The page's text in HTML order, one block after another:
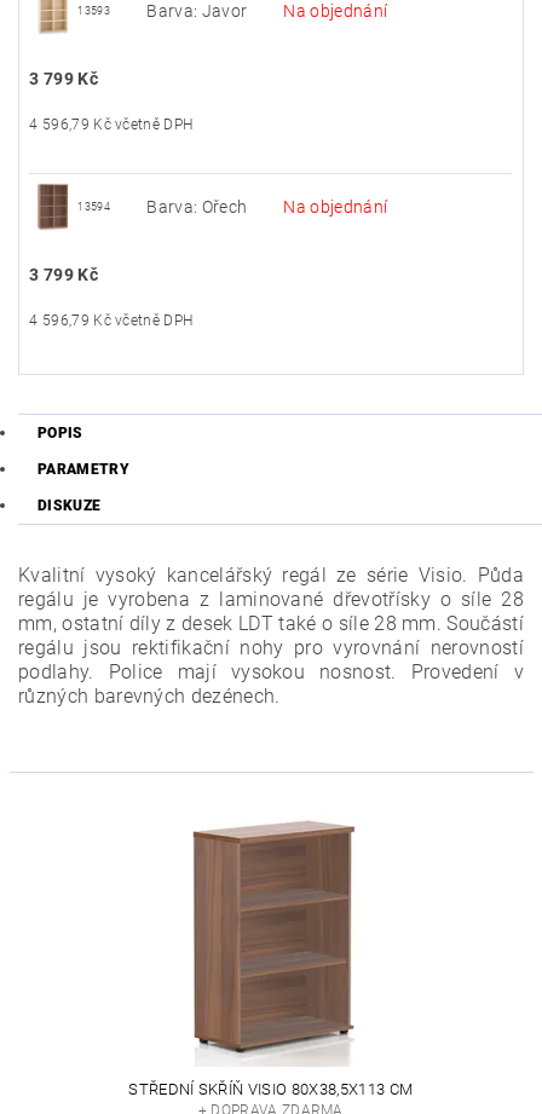
13593 Barva: Javor Na objednání
3 799 Kč
4 596,79 Kč včetně DPH
13594 Barva: Ořech Na objednání
3 799 Kč
4 596,79 Kč včetně DPH
POPIS
PARAMETRY
DISKUZE
Kvalitní vysoký kancelářský regál ze série Visio. Půda
regálu je vyrobena z laminované dřevotřísky o síle 28
mm, ostatní díly z desek LDT také o síle 28 mm. Součástí
regálu jsou rektifikační nohy pro vyrovnání nerovností
podlahy. Police mají vysokou nosnost. Provedení v
různých barevných dezénech.
STŘEDNÍ SKŘÍŇ VISIO 80X38,5X113 CM